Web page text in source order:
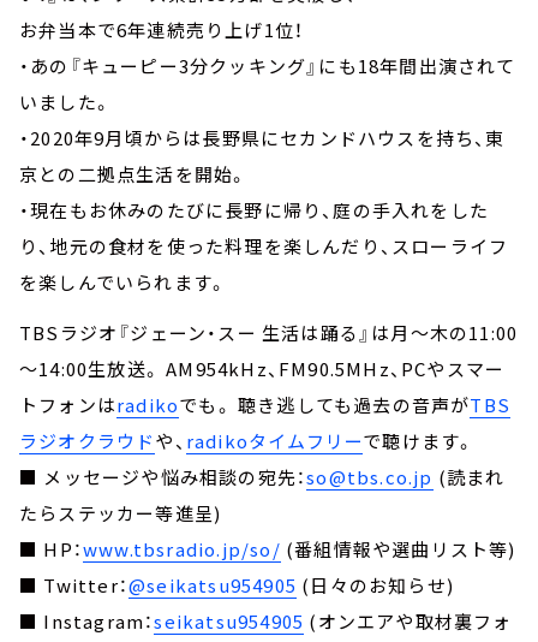
お弁当本で6年連続売り上げ1位！
・あの『キューピー3分クッキング』にも18年間出演されて
いました。
・2020年9月頃からは長野県にセカンドハウスを持ち、東
京との二拠点生活を開始。
・現在もお休みのたびに長野に帰り、庭の手入れをした
り、地元の食材を使った料理を楽しんだり、スローライフ
を楽しんでいられます。
TBSラジオ『ジェーン・スー 生活は踊る』は月～木の11:00
～14:00生放送。 AM954kHz、FM90.5MHz、PCやスマー
トフォンはradikoでも。 聴き逃しても過去の音声がTBS
ラジオクラウドや、 radikoタイムフリーで聴けます。
■ メッセージや悩み相談の宛先：so@tbs.co.jp (読まれ
たらステッカー等進呈)
■ HP：www.tbsradio.jp/so/ (番組情報や選曲リスト等)
■ Twitter：@seikatsu954905 (日々のお知らせ)
■ Instagram：seikatsu954905 (オンエアや取材裏フォ